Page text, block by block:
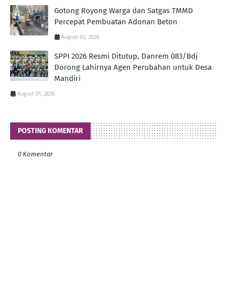
Gotong Royong Warga dan Satgas TMMD
Percepat Pembuatan Adonan Beton
August 03, 2026
SPPI 2026 Resmi Ditutup, Danrem 083/Bdj
Dorong Lahirnya Agen Perubahan untuk Desa
Mandiri
August 01, 2026
POSTING KOMENTAR
0 Komentar